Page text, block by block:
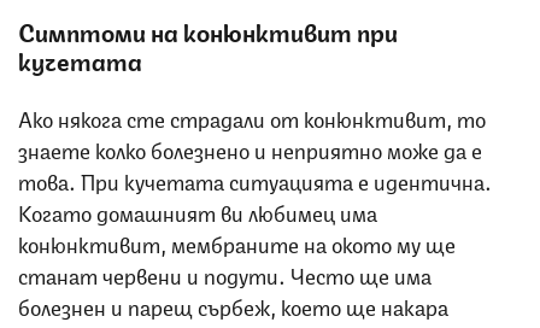
Симптоми на конюнктивит при
кучетата
Ако някога сте страдали от конюнктивит, то
знаете колко болезнено и неприятно може да е
това. При кучетата ситуацията е идентична.
Когато домашният ви любимец има
конюнктивит, мембраните на окото му ще
станат червени и подути. Често ще има
болезнен и парещ сърбеж, което ще накара